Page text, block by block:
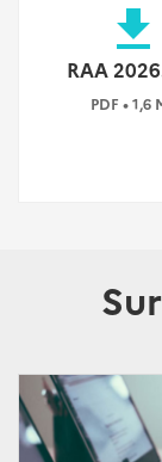
file_download
RAA
PDF • 1,6